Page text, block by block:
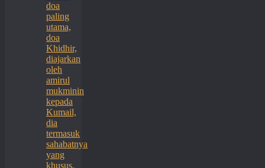
doa
paling
utama,
doa
Khidhir,
diajarkan
oleh
amirul
mukminin
kepada
Kumail,
dia
termasuk
sahabatnya
yang
khusus,